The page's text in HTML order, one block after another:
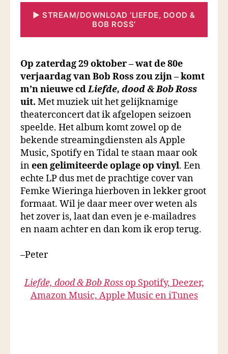
▶ STREAM/DOWNLOAD ‘LIEFDE, DOOD &
BOB ROSS’
Op zaterdag 29 oktober – wat de 80e
verjaardag van Bob Ross zou zijn – komt
m’n nieuwe cdLiefde, dood & Bob Ross
uit. Met muziek uit het gelijknamige
theaterconcert dat ik afgelopen seizoen
speelde. Het album komt zowel op de
bekende streamingdiensten als Apple
Music, Spotify en Tidal te staan maar ook
ineen gelimiteerde oplage op vinyl. Een
echte LP dus met de prachtige cover van
Femke Wieringa hierboven in lekker groot
formaat. Wil je daar meer over weten als
het zover is, laat dan even je e-mailadres
en naam achter en dan kom ik erop terug.
–Peter
Liefde, dood & Bob Rossop Spotify, Deezer,
Amazon Music, Apple Music en iTunes